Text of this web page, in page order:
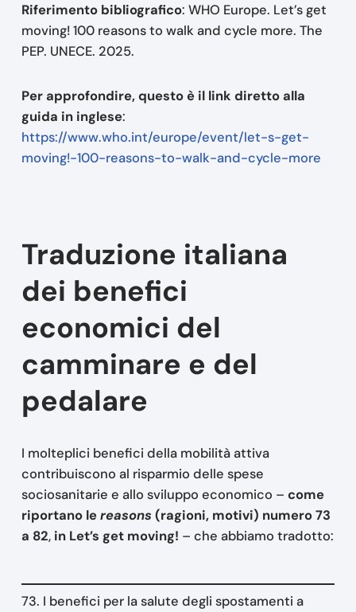
Riferimento bibliografico: WHO Europe. Let’s get
moving! 100 reasons to walk and cycle more. The
PEP. UNECE. 2025.
Per approfondire, questo è il link diretto alla
guida in inglese:
https://www.who.int/europe/event/let-s-get-
moving!-100-reasons-to-walk-and-cycle-more
Traduzione italiana
dei benefici
economici del
camminare e del
pedalare
I molteplici benefici della mobilità attiva
contribuiscono al risparmio delle spese
sociosanitarie e allo sviluppo economico – come
riportano lereasons (ragioni, motivi) numero 73
a 82, in Let’s get moving! – che abbiamo tradotto:
73. I benefici per la salute degli spostamenti a